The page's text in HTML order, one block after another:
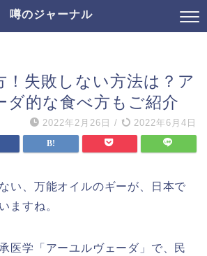
噂のジャーナル
！失敗しない方法は？ア
ダ的な食べ方もご紹介
2022年2月26日 / 2022年6月4日
い、万能オイルのギーが、日本で
ますね。
医学「アーユルヴェーダ」で、民